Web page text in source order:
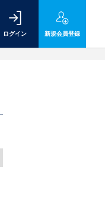
ログイン 新規会員登録